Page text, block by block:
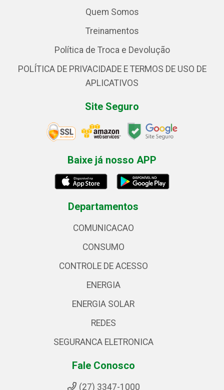
Quem Somos
Treinamentos
Política de Troca e Devolução
POLÍTICA DE PRIVACIDADE E TERMOS DE USO DE
APLICATIVOS
Site Seguro
Baixe já nosso APP
Departamentos
COMUNICACAO
CONSUMO
CONTROLE DE ACESSO
ENERGIA
ENERGIA SOLAR
REDES
SEGURANCA ELETRONICA
Fale Conosco
(27) 3347-1000